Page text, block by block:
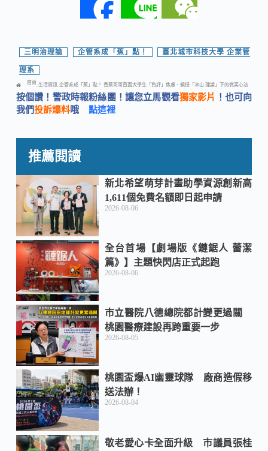
o
k
t
三明治理論 企管系成「蕉」點！ 臺北城市科技大學 企業管
理系
首頁
-生活資訊-企管系成「蕉」點！ 香蕉哥哥直面大學生「負評」焦慮、親授「冰山 理論」下的微笑心法
按個讚！警政時報粉絲團！讓您立馬觀看獨家影片 ！也可向
我們投訴爆料哦 點這裡
推薦閱讀
新北希望萌芽計畫助學資源創新高
1,611個免費名額即日起申請
2026-08-06
全台首場【劇場版《鏈鋸人 蕾潔
篇》】主題快閃店正式起跑
2026-08-06
市立醫院八德總院都計變更過關
桃園醫療建設再跨重要一步
2026-08-05
桃園盃爆AI幽靈球隊 廠商造假移
送法辦！
2026-08-04
敬老愛心卡全面升級 市議員張桂